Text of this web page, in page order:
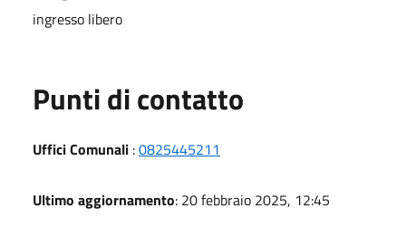
ingresso libero
Punti di contatto
Uffici Comunali :0825445211
Ultimo aggiornamento: 20 febbraio 2025, 12:45